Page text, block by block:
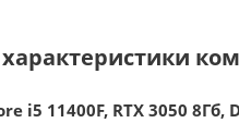
i5 11400F, RTX 3050 8Гб,